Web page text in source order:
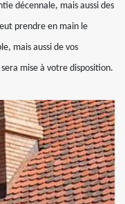
décennale, mais aussi des
prendre en main le
mais aussi de vos
mise à votre disposition.